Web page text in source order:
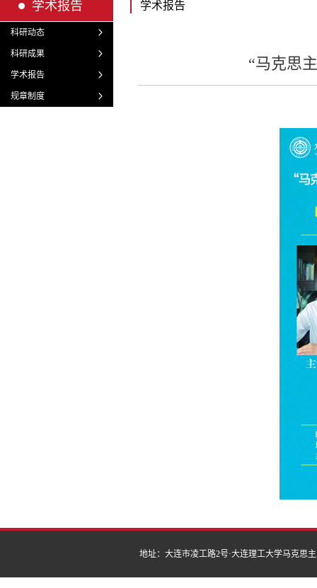
学术报告
科研动态
科研成果
学术报告
规章制度
学术报告
“马克思
地址：大连市凌工路2号·大连理工大学马克思主